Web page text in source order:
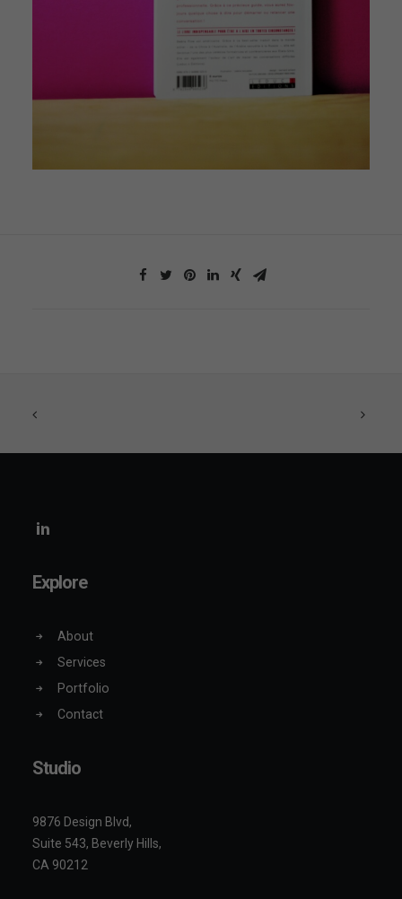
Explore
About
Services
Portfolio
Contact
Studio
9876 Design Blvd,
Suite 543, Beverly Hills,
CA 90212